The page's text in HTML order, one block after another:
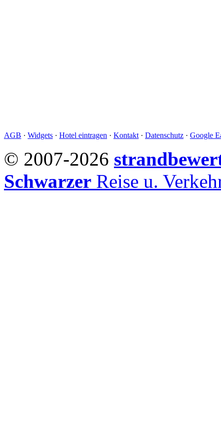
AGB · Widgets · Hotel eintragen · Kontakt · Datenschutz · Google
© 2007-2026
Schwarzer Reise u.